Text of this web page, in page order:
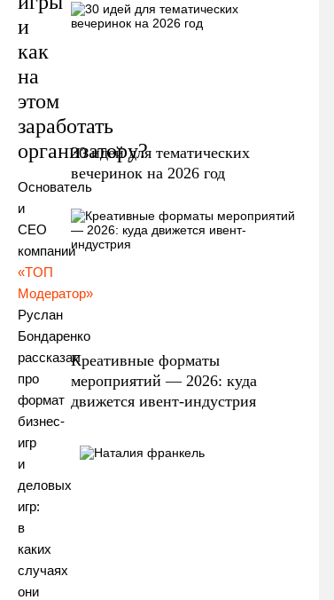
и
как
на
этом
заработать
организатору?
Основатель
и
СЕО
компании
«ТOП
Модератор»
Руслан
Бондаренко
рассказал
про
формат
бизнес-
игр
и
деловых
игр:
в
каких
случаях
они
30 идей для тематических
вечеринок на 2026 год
Креативные форматы
мероприятий — 2026: куда
движется ивент-индустрия